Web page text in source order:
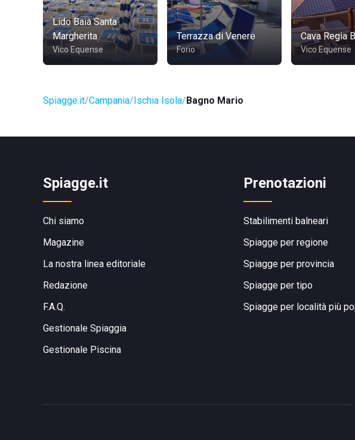
Lido Baia Santa
Margherita
Vico Equense
Terrazza di Venere
Forio
Cava Regia
Vico Equense
Spiagge.it Campania Ischia Isola Bagno Mario
Spiagge.it
Chi siamo
Magazine
La nostra linea editoriale
Redazione
F.A.Q.
Gestionale Spiaggia
Gestionale Piscina
Prenotazioni
Stabilimenti balneari
Spiagge per regione
Spiagge per provincia
Spiagge per tipo
Spiagge per località più